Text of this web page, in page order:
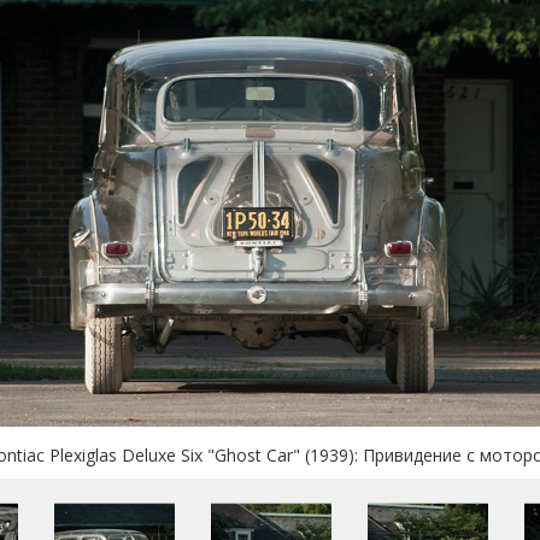
Plexiglas Deluxe Six "Ghost Car" (1939): Привидение с